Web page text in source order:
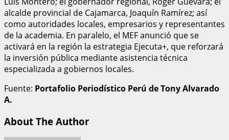
alcalde provincial de Cajamarca, Joaquín Ramírez; así
como autoridades locales, empresarios y representantes
de la academia. En paralelo, el MEF anunció que se
activará en la región la estrategia Ejecuta+, que reforzará
la inversión pública mediante asistencia técnica
especializada a gobiernos locales.
Fuente: Portafolio Periodístico Perú de Tony Alvarado
A.
About The Author